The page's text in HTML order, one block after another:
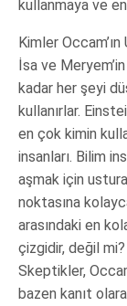
kullanmaya ve
Kimler Occam’ın
İsa ve
kadar her şeyi
kullanırlar.
en çok kimin
insanları. Bilim
aşmak için
noktasına
arasındaki en
çizgidir, değil mi?
Skeptikler,
bazen kanıt